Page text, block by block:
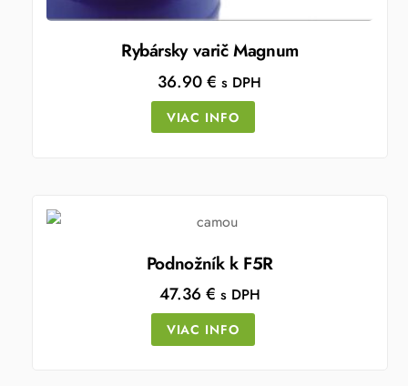
Rybársky varič Magnum
36.90€ s DPH
VIAC INFO
Podnožník k F5R
47.36€ s DPH
VIAC INFO